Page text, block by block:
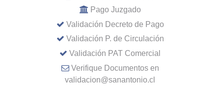
Pago Juzgado
Validación Decreto de Pago
Validación P. de Circulación
Validación PAT Comercial
Verifique Documentos en
validacion@sanantonio.cl